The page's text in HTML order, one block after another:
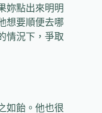
妳點出來明明
想要順便去哪
情況下，爭取
如飴。他也很